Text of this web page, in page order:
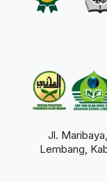
Jl.
Lembang,